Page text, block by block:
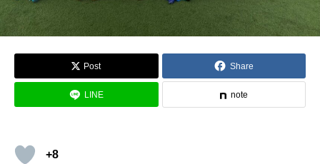
Post Share
LINE note
+8